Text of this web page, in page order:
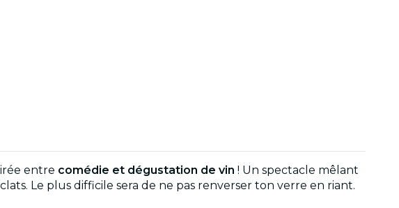
entre comédie et dégustation de vin ! Un spectacle mêlant
Le plus difficile sera de ne pas renverser ton verre en riant.